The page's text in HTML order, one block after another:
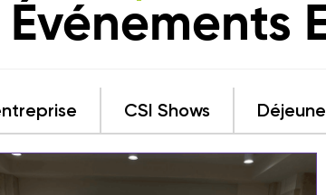
CSI Shows